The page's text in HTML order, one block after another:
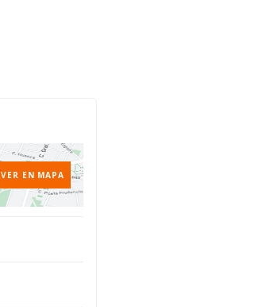
VER EN MAPA